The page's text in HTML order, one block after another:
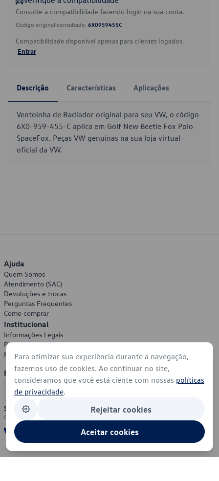
Consulte a compatibilidade fazendo login na sua conta.
Código original consultado: 6X0959455C
Compatibilidade disponível apenas para clientes logados.
Entrar
Descrição Características Aplicações
Ventoinha de Radiador original para seu VW, o código
6X0-959-455-C aplica em Golf New Beetle Fox Polo
SpaceFox. Peças VW genuínas na sua loja virtual
oficial da VW.
Ajuda
Quem Somos
Atendimento (SAC)
Devoluções e trocas
Perguntas Frequentes
Como comprar
Institucional
Informações Legais
Política de Privacidade
Política de Cookies
Formas de Pagamento
Segurança
Para otimizar sua experiência durante a navegação,
fazemos uso de cookies. Ao continuar no site,
consideramos que você está ciente com nossas políticas
de privacidade.
Rejeitar cookies
Aceitar cookies